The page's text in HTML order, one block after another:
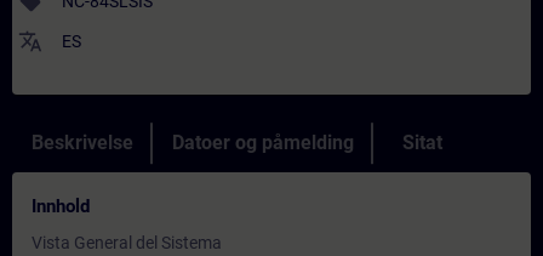
translate ES
Beskrivelse Datoer og påmelding Sitat
Innhold
Vista General del Sistema